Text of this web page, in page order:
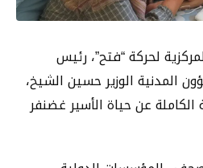
لحركة “فتح”، رئيس
المدنية الوزير حسين الشيخ،
الكاملة عن حياة الأسير غضنفر